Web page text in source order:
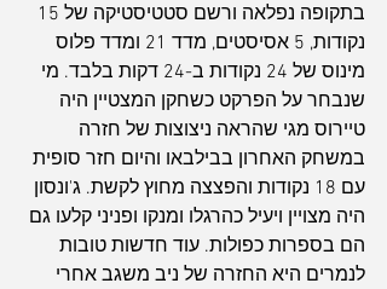
נקודות, 5 אסיסטים, מדד 21 ומדד פלוס
מינוס של 24 נקודות ב-24 דקות בלבד. מי
שנבחר על הפרקט כשחקן המצטיין היה
טיירוס מגי שהראה ניצוצות של חזרה
במשחק האחרון בבילבאו והיום חזר סופית
עם 18 נקודות והפצצה מחוץ לקשת. ג'ונסון
היה מצויין ויעיל כהרגלו ומנקו ופניני קלעו גם
הם בספרות כפולות. עוד חדשות טובות
לנמרים היא החזרה של ניב משגב אחרי